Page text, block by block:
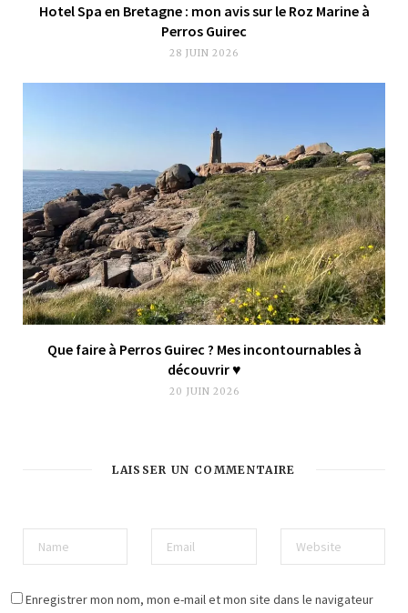
Hotel Spa en Bretagne : mon avis sur le Roz Marine à
Perros Guirec
28 JUIN 2026
Que faire à Perros Guirec ? Mes incontournables à
découvrir ♥︎
20 JUIN 2026
LAISSER UN COMMENTAIRE
Enregistrer mon nom, mon e-mail et mon site dans le navigateur